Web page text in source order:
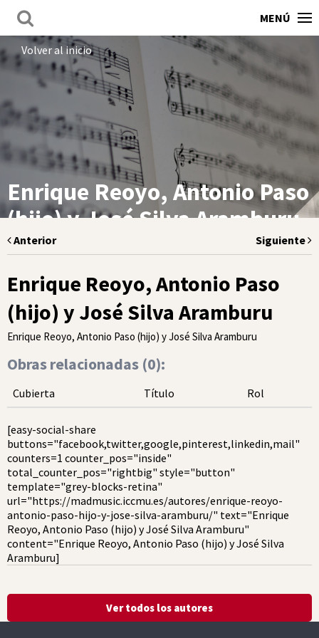
MENÚ
Volver al inicio
Enrique Reoyo, Antonio Paso
(hijo) y José Silva Aramburu
Anterior Siguiente
Enrique Reoyo, Antonio Paso
(hijo) y José Silva Aramburu
Enrique Reoyo, Antonio Paso (hijo) y José Silva Aramburu
Obras relacionadas (0):
Cubierta Título Rol
[easy-social-share
buttons="facebook,twitter,google,pinterest,linkedin,mail"
counters=1 counter_pos="inside"
total_counter_pos="rightbig" style="button"
template="grey-blocks-retina"
url="https://madmusic.iccmu.es/autores/enrique-reoyo-
antonio-paso-hijo-y-jose-silva-aramburu/" text="Enrique
Reoyo, Antonio Paso (hijo) y José Silva Aramburu"
content="Enrique Reoyo, Antonio Paso (hijo) y José Silva
Aramburu]
Ver todos los autores